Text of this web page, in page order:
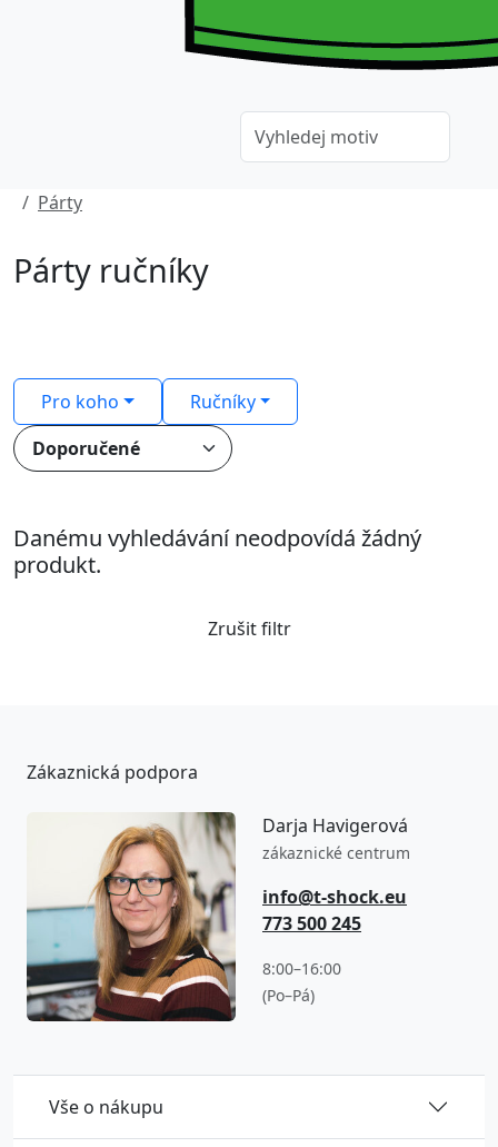
Párty
Párty ručníky
Pro koho Ručníky
Danému vyhledávání neodpovídá žádný
produkt.
Zrušit filtr
Vše o nákupu
Zákaznická podpora
Darja Havigerová
zákaznické centrum
info@t-shock.eu
773 500 245
8:00–16:00
(Po–Pá)